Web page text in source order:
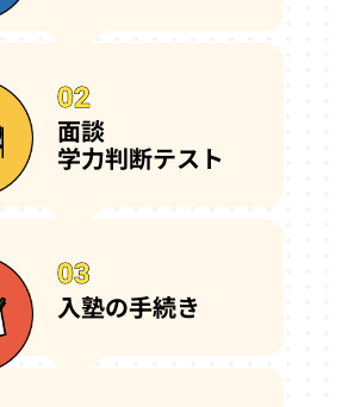
02
02
面談
学力判断テスト
03
03
入塾の手続き